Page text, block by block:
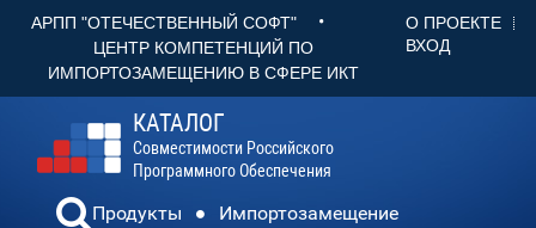
АРПП "ОТЕЧЕСТВЕННЫЙ СОФТ" •
ЦЕНТР КОМПЕТЕНЦИЙ ПО
ИМПОРТОЗАМЕЩЕНИЮ В СФЕРЕ ИКТ
О ПРОЕКТЕ
ВХОД
КАТАЛОГ
Совместимости Российского
Программного Обеспечения
Продукты Импортозамещение